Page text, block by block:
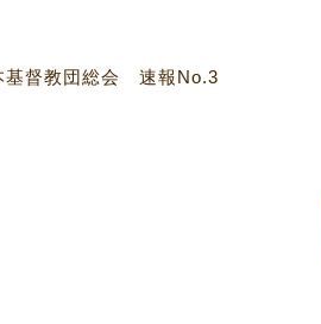
基督教団総会 速報No.3